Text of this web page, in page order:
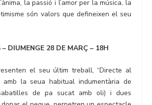
la passió i l’amor per la música, la
són valors que defineixen el seu
DIUMENGE 28 DE MARÇ – 18H
el seu últim treball, “Directe al
amb la seua habitual indumentària de
de pa sucat amb oli) i dues